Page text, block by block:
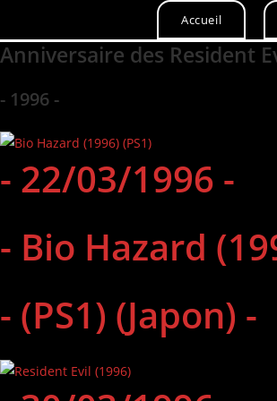
content
Accueil
Anniversaire des Resident
- 1996 -
- 22/03/1996 -
- Bio Hazard
- (PS1) (Japon) -